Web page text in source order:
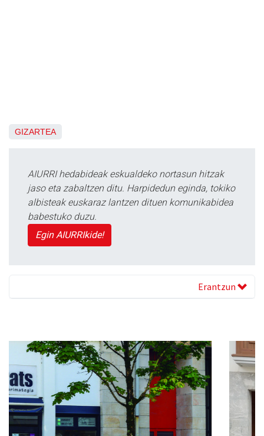
GIZARTEA
AIURRI hedabideak eskualdeko nortasun hitzak
jaso eta zabaltzen ditu. Harpidedun eginda, tokiko
albisteak euskaraz lantzen dituen komunikabidea
babestuko duzu.
Egin AIURRIkide!
Erantzun